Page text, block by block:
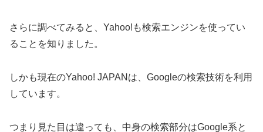
さらに調べてみると、Yahoo!も検索エンジンを使ってい
ることを知りました。
しかも現在のYahoo! JAPANは、Googleの検索技術を利用
しています。
つまり見た目は違っても、中身の検索部分はGoogle系と